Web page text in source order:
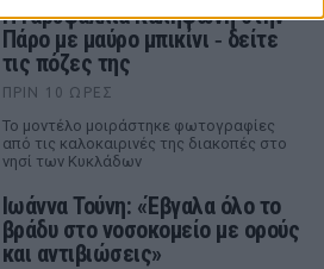
Η Γαρυφαλλιά Καληφώνη στην
Πάρο με μαύρο μπικίνι ‑ δείτε
τις πόζες της
ΠΡΙΝ 10 ΏΡΕΣ
Το μοντέλο μοιράστηκε φωτογραφίες
από τις καλοκαιρινές της διακοπές στο
νησί των Κυκλάδων
Ιωάννα Τούνη: «Έβγαλα όλο το
βράδυ στο νοσοκομείο με ορούς
και αντιβιώσεις»